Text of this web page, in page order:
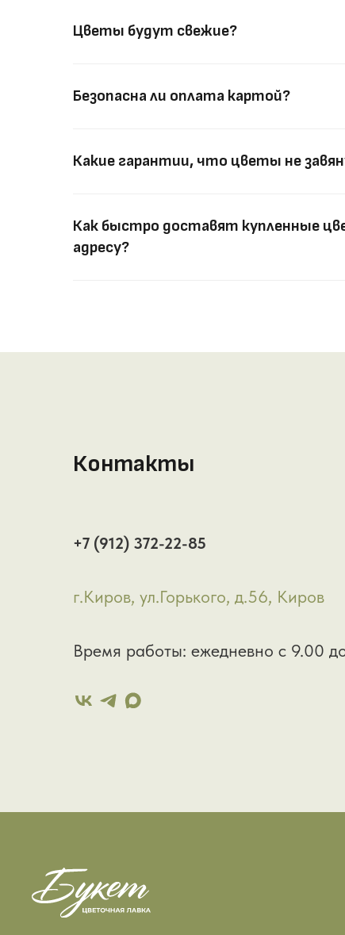
Цветы будут свежие?
Безопасна ли оплата картой?
Какие гарантии, что цветы не
Как быстро доставят купленные
адресу?
Контакты
+7 (912) 372-22-85
г.Киров, ул.Горького, д.56, Киров
Время работы: ежедневно с 9.00